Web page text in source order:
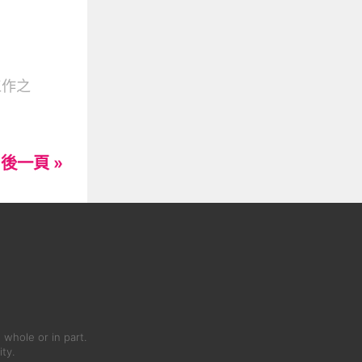
之
後一頁 »
or in part.